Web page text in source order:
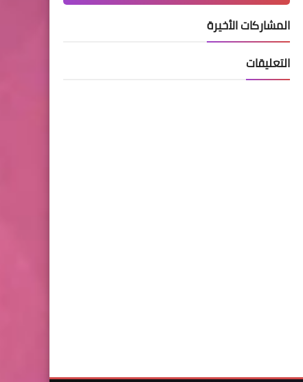
المشاركات الأخيرة
التعليقات